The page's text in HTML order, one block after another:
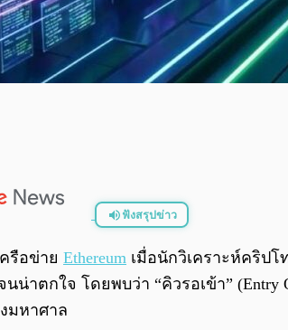
ฟังสรุปข่าว
รือข่าย Ethereum เมื่อนักวิเคราะห์คริปโ
น่าตกใจ โดยพบว่า “คิวรอเข้า” (Entry
มหาศาล